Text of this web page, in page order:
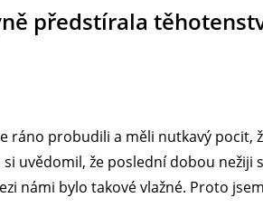
předstírala
ráno probudili a měli nutkavý pocit,
uvědomil, že poslední dobou
námi bylo takové vlažné. Proto